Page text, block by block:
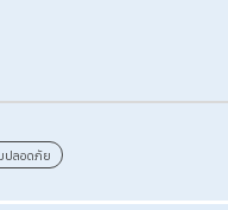
างไม่สามารถผลักภาระให้ลู